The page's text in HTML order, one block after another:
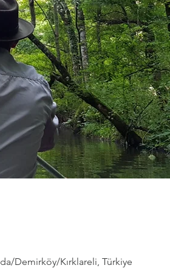
Demirköy/Kırklareli, Türkiye